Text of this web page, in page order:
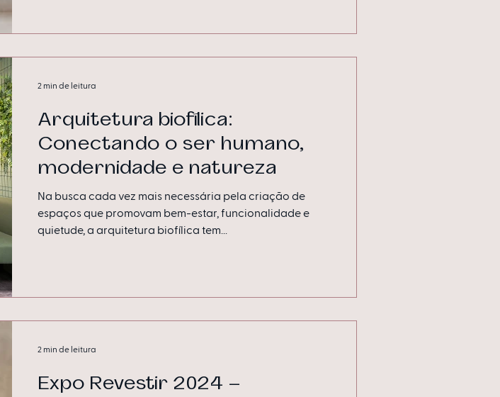
Arquitetura biofílica:
Conectando o ser humano,
modernidade e natureza
Na busca cada vez mais necessária pela criação de
espaços que promovam bem-estar, funcionalidade e
quietude, a arquitetura biofílica tem...
2 min de leitura
Expo Revestir 2024 –
2 min de leitura